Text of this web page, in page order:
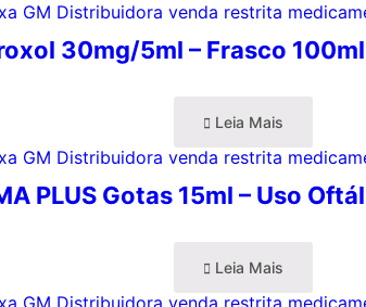
30mg/5ml – Frasco
Leia Mais
PLUS Gotas 15ml – Uso
Leia Mais